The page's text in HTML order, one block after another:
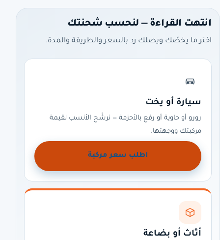
انتهت القراءة — لنحسب شحنتك
اختر ما يخصّك ويصلك رد بالسعر والطريقة والمدة.
سيارة أو يخت
رورو أو حاوية أو رفع بالأحزمة — نرشّح الأنسب لقيمة
مركبتك ووجهتها.
اطلب سعر مركبة
أثاث أو بضاعة